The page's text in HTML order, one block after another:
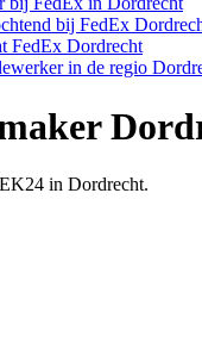
bij FedEx
FedEx Dordrecht
in de regio
in Dordrecht.